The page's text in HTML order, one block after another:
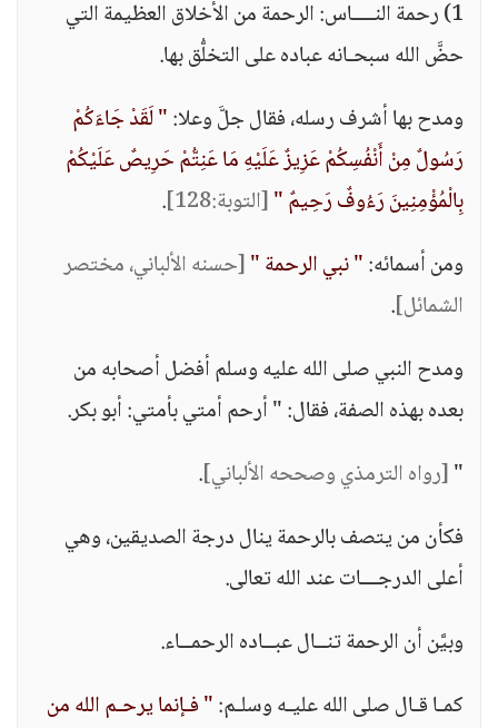
1) رحمة النــــاس: الرحمة من الأخلاق العظيمة التي
حضَّ الله سبحـانه عباده على التخلُّق بها.
ومدح بها أشرف رسله، فقال جلَّ وعلا:" لَقَدْ جَاءَكُمْ
رَسُولٌ مِنْ أَنْفُسِكُمْ عَزِيزٌ عَلَيْهِ مَا عَنِتُّمْ حَرِيصٌ عَلَيْكُمْ
بِالْمُؤْمِنِينَ رَءُوفٌ رَحِيمٌ "[التوبة:128]
.
ومن أسمائه:" نبي الرحمة "[حسنه الألباني، مختصر
الشمائل].
ومدح النبي صلى الله عليه وسلم أفضل أصحابه من
بعده بهذه الصفة، فقال: " أرحم أمتي بأمتي: أبو بكر.
"[رواه الترمذي وصححه الألباني].
فكأن من يتصف بالرحمة ينال درجة الصديقين، وهي
أعلى الدرجـــات عند الله تعالى.
وبيَّن أن الرحمة تنــال عبــاده الرحمــاء.
كمـا قـال صلى الله عليـه وسلـم:" فـإنما يرحـم الله من